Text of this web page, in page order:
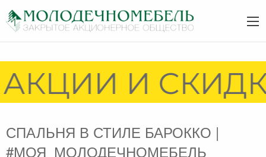
И
СПАЛЬНЯ В СТИЛЕ БАРОККО |
#МОЯ_МОЛОДЕЧНОМЕБЕЛЬ